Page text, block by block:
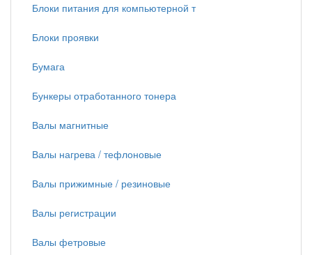
Блоки питания для компьютерной т
Блоки проявки
Бумага
Бункеры отработанного тонера
Валы магнитные
Валы нагрева / тефлоновые
Валы прижимные / резиновые
Валы регистрации
Валы фетровые